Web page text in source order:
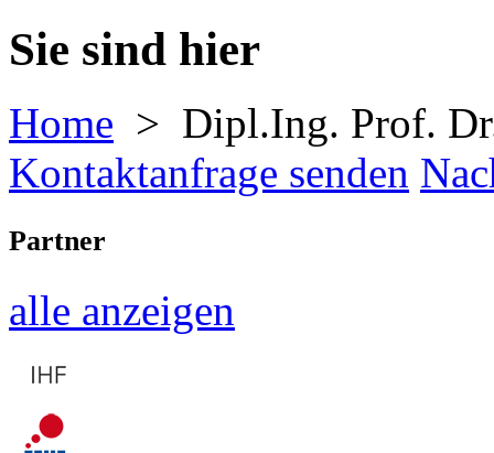
Sie sind hier
Home > Dipl.Ing. Prof.
Kontaktanfrage senden
Partner
alle anzeigen